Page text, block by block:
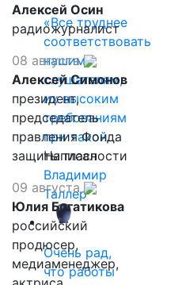
«Все труднее
соответствовать
нашим
слушателям,
их высоким
требованиям
при такой…
Написал
Владимир
Таллер
Очень рад,
что работы
Алексей Осин
радиожурналист
08 августа
Алексей Симонов
президент,
председатель
правления Фонда
защиты гласности
09 августа
Юлия Богатикова
российский
продюсер,
медиаменеджер,